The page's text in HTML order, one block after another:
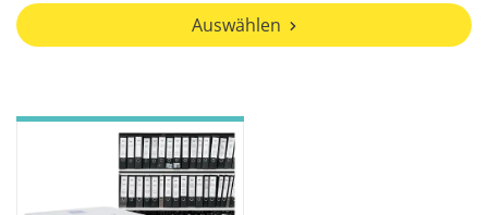
Auswählen